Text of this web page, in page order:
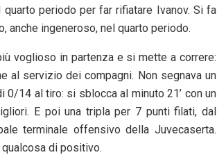
periodo per far rifiatare Ivanov. Si fa
anche ingeneroso, nel quarto periodo.
voglioso in partenza e si mette a correre:
al servizio dei compagni. Non segnava un
14 al tiro: si sblocca al minuto 21’ con un
E poi una tripla per 7 punti filati, dal
terminale offensivo della Juvecaserta.
di positivo.